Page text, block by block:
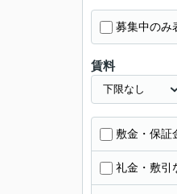
募集中のみ
賃料
敷金・保証
礼金・敷引